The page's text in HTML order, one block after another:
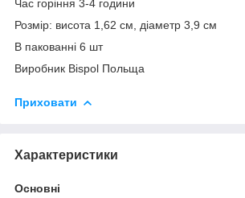
Час горіння 3-4 години
Розмір: висота 1,62 см, діаметр 3,9 см
В пакованні 6 шт
Виробник Bispol Польща
Приховати
Характеристики
Основні